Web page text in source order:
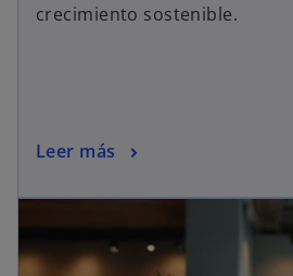
crecimiento sostenible.
Leer más